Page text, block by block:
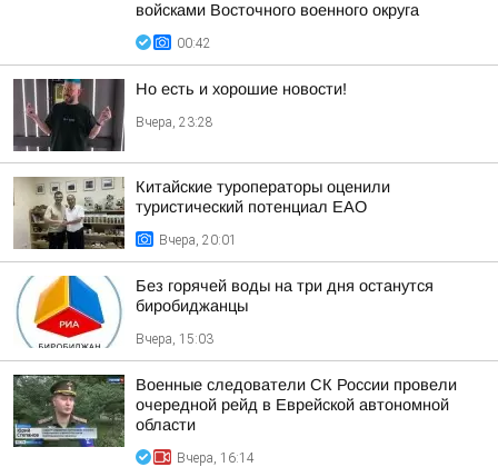
войсками Восточного военного округа
00:42
Но есть и хорошие новости!
Вчера, 23:28
Китайские туроператоры оценили
туристический потенциал ЕАО
Вчера, 20:01
Без горячей воды на три дня останутся
биробиджанцы
Вчера, 15:03
Военные следователи СК России провели
очередной рейд в Еврейской автономной
области
Вчера, 16:14